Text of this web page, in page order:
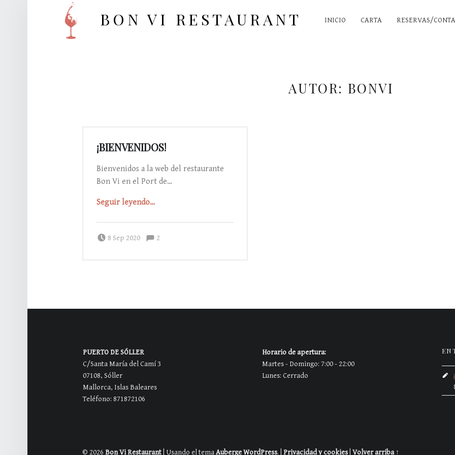
BON VI RESTAURANT INICIO CARTA RESERVAS/
AUTOR: BONVI
¡BIENVENIDOS!
Bienvenidos a la web del restaurante
Bon Vi en el Port de…
Seguir leyendo…
8 Sep 2020 Comentarios:2
BARRA LATERAL DEL PIE DE PÁGINA
PUERTO DE SÓLLER
C/Santa María del Camí 3
07108, Sóller
Mallorca, Islas Baleares
Teléfono: 871872106
Horario de apertura:
Martes - Domingo: 7:00 - 22:00
Lunes: Cerrado
© 2026 Bon Vi Restaurant Usando el temaAubergeWordPress. Privacidad y cookies Volver arriba ↑